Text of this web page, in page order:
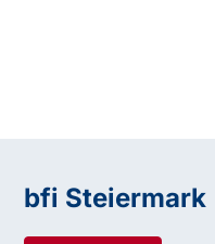
bfi Steiermark